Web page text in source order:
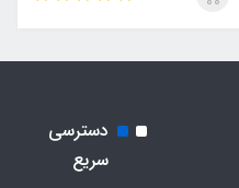
دسترسی
سریع